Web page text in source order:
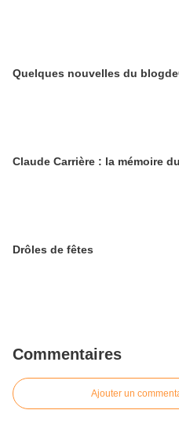
Quelques nouvelles du
Claude Carrière : la mémoire
Drôles de fêtes
Commentaires
Ajouter un